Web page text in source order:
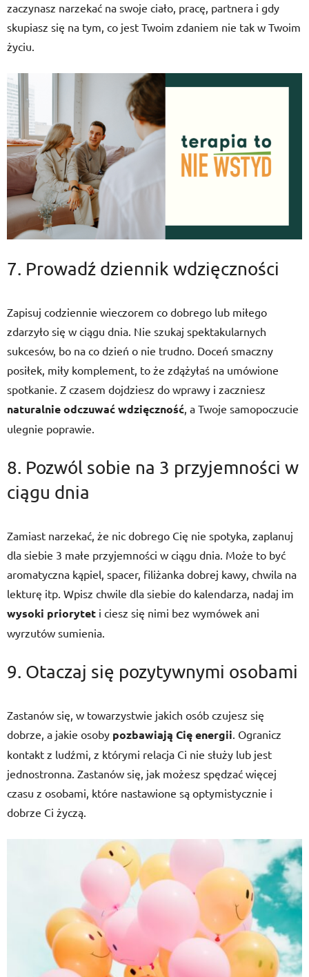
zaczynasz narzekać na swoje ciało, pracę, partnera i gdy
skupiasz się na tym, co jest Twoim zdaniem nie tak w Twoim
życiu.
7. Prowadź dziennik wdzięczności
Zapisuj codziennie wieczorem co dobrego lub miłego
zdarzyło się w ciągu dnia. Nie szukaj spektakularnych
sukcesów, bo na co dzień o nie trudno. Doceń smaczny
posiłek, miły komplement, to że zdążyłaś na umówione
spotkanie. Z czasem dojdziesz do wprawy i zaczniesz
naturalnie odczuwać wdzięczność, a Twoje samopoczucie
ulegnie poprawie.
8. Pozwól sobie na 3 przyjemności w
ciągu dnia
Zamiast narzekać, że nic dobrego Cię nie spotyka, zaplanuj
dla siebie 3 małe przyjemności w ciągu dnia. Może to być
aromatyczna kąpiel, spacer, filiżanka dobrej kawy, chwila na
lekturę itp. Wpisz chwile dla siebie do kalendarza, nadaj im
wysoki priorytet i ciesz się nimi bez wymówek ani
wyrzutów sumienia.
9. Otaczaj się pozytywnymi osobami
Zastanów się, w towarzystwie jakich osób czujesz się
dobrze, a jakie osoby pozbawiają Cię energii. Ogranicz
kontakt z ludźmi, z którymi relacja Ci nie służy lub jest
jednostronna. Zastanów się, jak możesz spędzać więcej
czasu z osobami, które nastawione są optymistycznie i
dobrze Ci życzą.